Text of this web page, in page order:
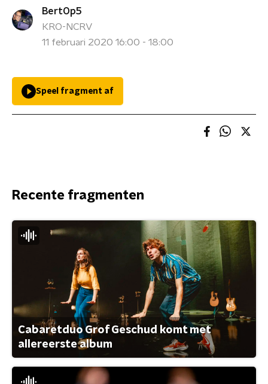
BertOp5
KRO-NCRV
11 februari 2020 16:00 - 18:00
Speel fragment af
Recente fragmenten
Cabaretduo Grof Geschud komt met
allereerste album